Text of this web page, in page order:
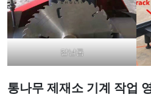
칼날톱
통나무 제재소 기계 작업